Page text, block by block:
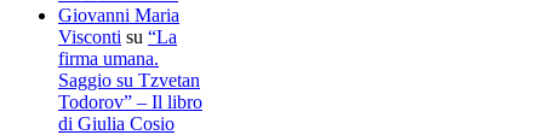
Giovanni Maria
Visconti su “La
firma umana.
Saggio su Tzvetan
Todorov” – Il libro
di Giulia Cosio